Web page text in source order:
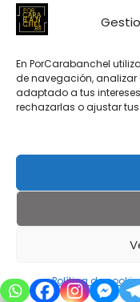
En PorCarabanchel
de navegación, analizar
adaptado a tus
rechazarlas o ajustar
Política de
aunque no
esto, ya que cada
datos tal como se
productivode
elimpuesto
Presupuesto
los cuales se pagan
salario. Este
que, en general,
municipio, y el